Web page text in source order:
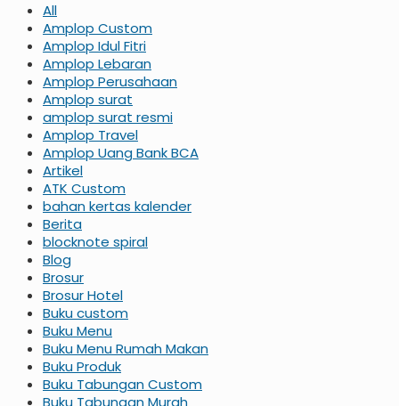
All
Amplop Custom
Amplop Idul Fitri
Amplop Lebaran
Amplop Perusahaan
Amplop surat
amplop surat resmi
Amplop Travel
Amplop Uang Bank BCA
Artikel
ATK Custom
bahan kertas kalender
Berita
blocknote spiral
Blog
Brosur
Brosur Hotel
Buku custom
Buku Menu
Buku Menu Rumah Makan
Buku Produk
Buku Tabungan Custom
Buku Tabungan Murah